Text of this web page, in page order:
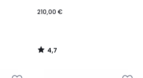
210,00 €
4,7
/